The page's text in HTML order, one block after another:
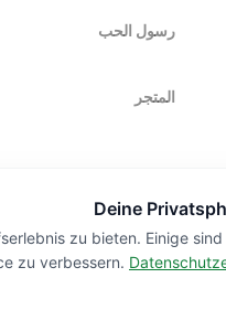
رسول الحب
المتجر
Deine
zu bieten. Einige
zu verbessern.